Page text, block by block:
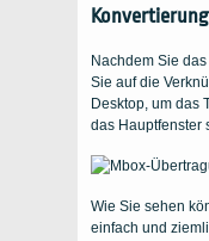
Nachdem Sie
Sie auf die
Desktop, um das
das Hauptfenster
Wie Sie sehen
einfach und